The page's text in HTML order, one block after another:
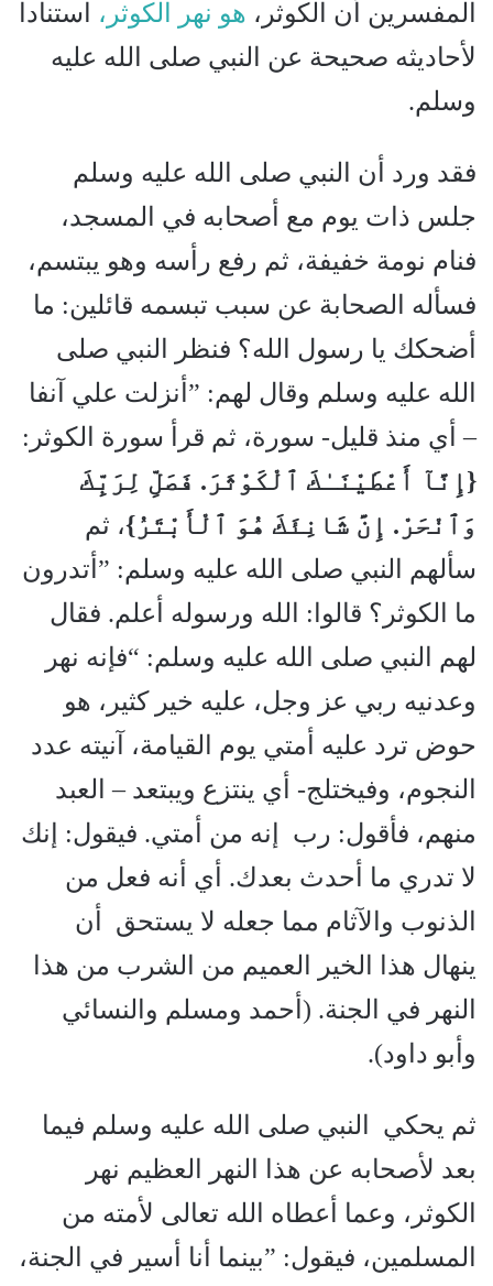
المفسرين أن الكوثر، هو نهر الكوثر، استنادا
لأحاديثه صحيحة عن النبي صلى الله عليه
وسلم.
فقد ورد أن النبي صلى الله عليه وسلم
جلس ذات يوم مع أصحابه في المسجد،
فنام نومة خفيفة، ثم رفع رأسه وهو يبتسم،
فسأله الصحابة عن سبب تبسمه قائلين: ما
أضحكك يا رسول الله؟ فنظر النبي صلى
الله عليه وسلم وقال لهم: ”أنزلت علي آنفا
– أي منذ قليل- سورة، ثم قرأ سورة الكوثر:
{إِنَّآ أَعْطَيْنَـٰكَ ٱلْكَوْثَرَ. فَصَلِّ لِرَبِّكَ
وَٱنْحَرْ. إِنَّ شَانِئَكَ هُوَ ٱلْأَبْتَرُ}، ثم
سألهم النبي صلى الله عليه وسلم: ”أتدرون
ما الكوثر؟ قالوا: الله ورسوله أعلم. فقال
لهم النبي صلى الله عليه وسلم: “فإنه نهر
وعدنيه ربي عز وجل، عليه خير كثير، هو
حوض ترد عليه أمتي يوم القيامة، آنيته عدد
النجوم، وفيختلج- أي ينتزع ويبتعد – العبد
منهم، فأقول: رب إنه من أمتي. فيقول: إنك
لا تدري ما أحدث بعدك. أي أنه فعل من
الذنوب والآثام مما جعله لا يستحق أن
ينهال هذا الخير العميم من الشرب من هذا
النهر في الجنة. (أحمد ومسلم والنسائي
وأبو داود).
ثم يحكي النبي صلى الله عليه وسلم فيما
بعد لأصحابه عن هذا النهر العظيم نهر
الكوثر، وعما أعطاه الله تعالى لأمته من
المسلمين، فيقول: ”بينما أنا أسير في الجنة،